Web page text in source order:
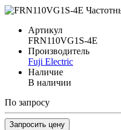
Артикул
FRN110VG1S-4E
Производитель
Fuji Electric
Наличие
В наличии
По запросу
Запросить цену